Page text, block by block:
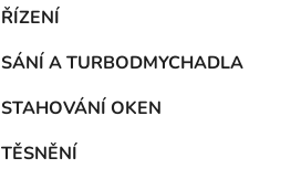
ŘÍZENÍ
SÁNÍ A TURBODMYCHADLA
STAHOVÁNÍ OKEN
TĚSNĚNÍ